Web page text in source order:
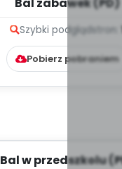
Szybki podglądstron:
Pobierz pobraniem
Bal w przedszkolu